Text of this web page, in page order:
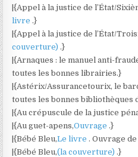
|{Appel à la justice de l’État/
livre .}
|{Appel à la justice de l’État/
couverture) .}
|{Arnaques : le manuel anti-
toutes les bonnes librairies.}
|{Astérix/Assurancetourix, le
toutes les bonnes bibliothèques
|{Au crépuscule de la justice
|{Au guet-apens,Ouvrage .}
|{Bébé Bleu,Le livre . Ouvrage
|{Bébé Bleu,(la couverture) .}